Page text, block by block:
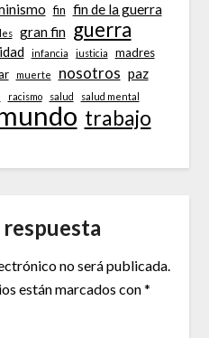
fin fin de la guerra
gran fin guerra
infancia justicia madres
muerte nosotros paz
racismo salud salud mental
trabajo
respuesta
no será publicada.
están marcados con*